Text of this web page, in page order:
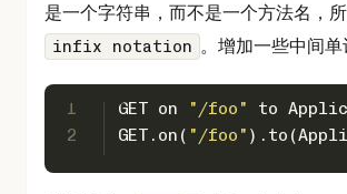
是一个字符串，而不是一个方法名，
infix notation 。增加一些中间单
1
2
GET on "/foo" to
GET .on( "/foo" ).to(